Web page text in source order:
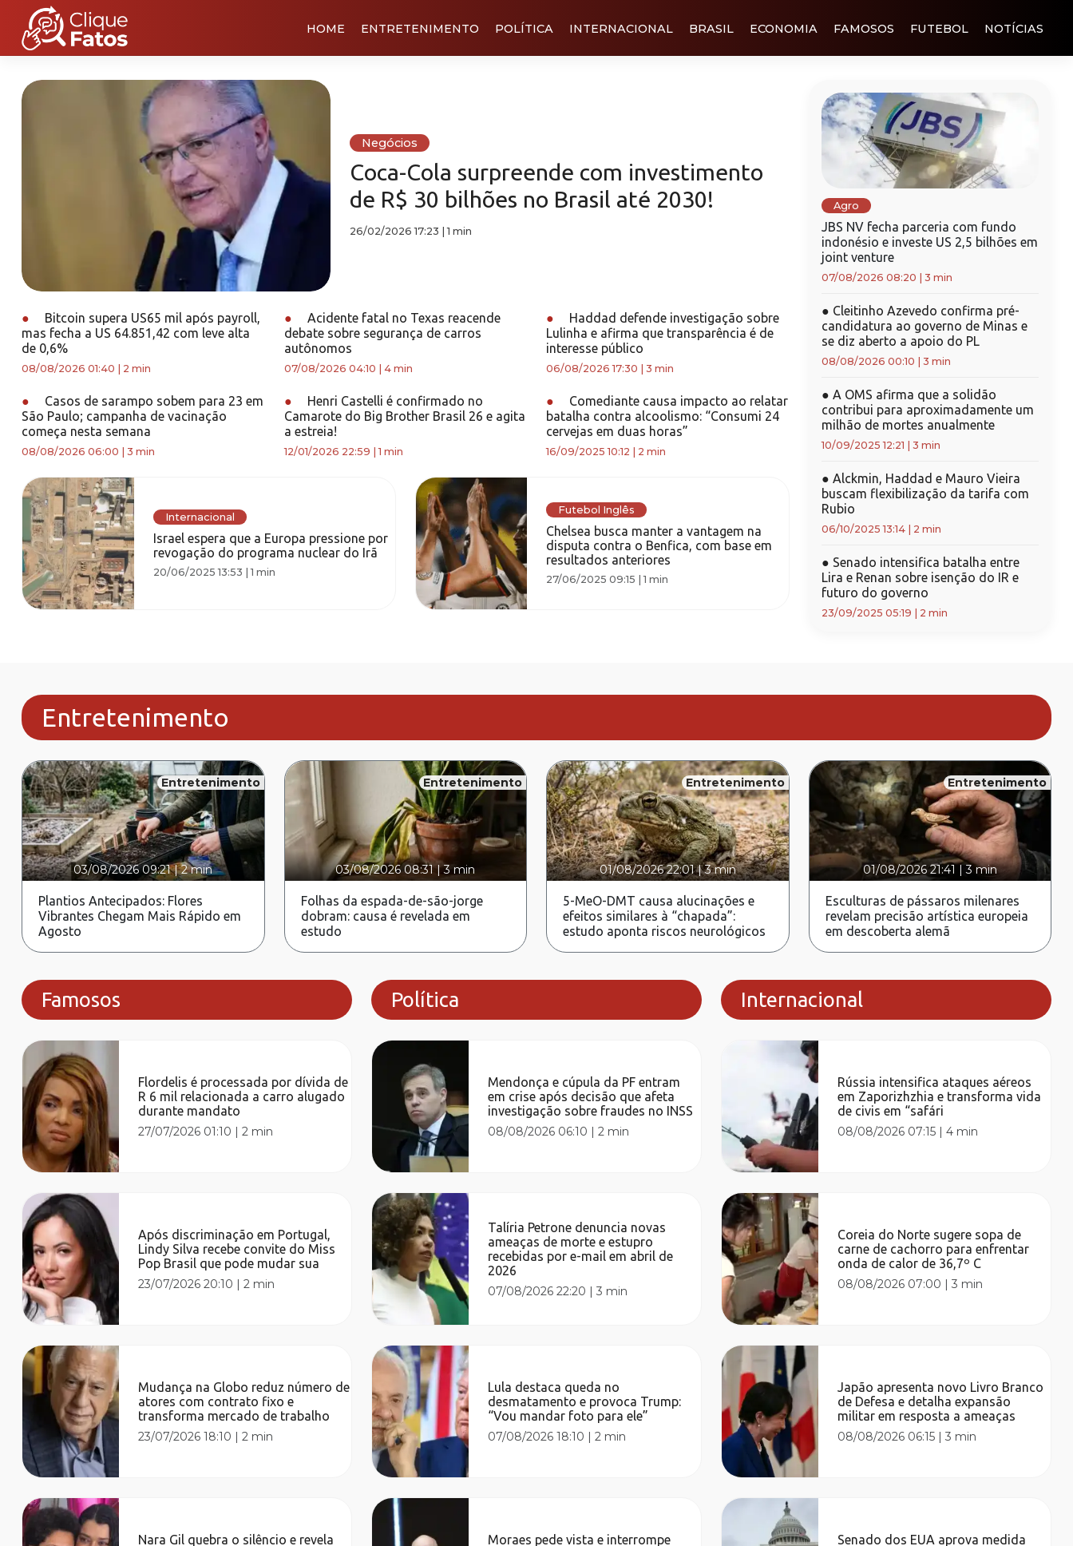
HOME ENTRETENIMENTO POLÍTICA INTERNACIONAL BRASIL ECONOMIA FAMOSOS FUTEBOL NOTÍCIAS
Negócios
Coca-Cola surpreende com investimento
de R$ 30 bilhões no Brasil até 2030!
26/02/2026 17:23 |1 min
●
Bitcoin supera US65 mil após payroll,
mas fecha a US 64.851,42 com leve alta
de 0,6%
08/08/2026 01:40 2 min
●
Acidente fatal no Texas reacende
debate sobre segurança de carros
autônomos
07/08/2026 04:10 4 min
●
Haddad defende investigação sobre
Lulinha e afirma que transparência é de
interesse público
06/08/2026 17:30 3 min
●
Casos de sarampo sobem para 23 em
São Paulo; campanha de vacinação
começa nesta semana
08/08/2026 06:00 3 min
●
Henri Castelli é confirmado no
Camarote do Big Brother Brasil 26 e agita
a estreia!
12/01/2026 22:59 |1 min
●
Comediante causa impacto ao relatar
batalha contra alcoolismo: “Consumi 24
cervejas em duas horas”
16/09/2025 10:12 2 min
Internacional
Israel espera que a Europa pressione por
revogação do programa nuclear do Irã
20/06/2025 13:53 |1 min
Futebol Inglês
Chelsea busca manter a vantagem na
disputa contra o Benfica, com base em
resultados anteriores
27/06/2025 09:15 |1 min
Agro
JBS NV fecha parceria com fundo
indonésio e investe US 2,5 bilhões em
joint venture
07/08/2026 08:20 3 min
● Cleitinho Azevedo confirma pré-
candidatura ao governo de Minas e
se diz aberto a apoio do PL
08/08/2026 00:10 3 min
● A OMS afirma que a solidão
contribui para aproximadamente um
milhão de mortes anualmente
10/09/2025 12:21 3 min
● Alckmin, Haddad e Mauro Vieira
buscam flexibilização da tarifa com
Rubio
06/10/2025 13:14| 2 min
● Senado intensifica batalha entre
Lira e Renan sobre isenção do IR e
futuro do governo
23/09/2025 05:19 2 min
Entretenimento
Entretenimento
03/08/2026 09:21|2 min
Plantios Antecipados: Flores
Vibrantes Chegam Mais Rápido em
Agosto
Entretenimento
03/08/2026 08:31|3 min
Folhas da espada-de-são-jorge
dobram: causa é revelada em
estudo
Entretenimento
01/08/2026 22:01|3 min
5-MeO-DMT causa alucinações e
efeitos similares à “chapada”:
estudo aponta riscos neurológicos
Entretenimento
01/08/2026 21:41 |3 min
Esculturas de pássaros milenares
revelam precisão artística europeia
em descoberta alemã
Famosos
Flordelis é processada por dívida de
R 6 mil relacionada a carro alugado
durante mandato
27/07/2026 01:10 |2 min
Após discriminação em Portugal,
Lindy Silva recebe convite do Miss
Pop Brasil que pode mudar sua
23/07/2026 20:10 |2 min
Mudança na Globo reduz número de
atores com contrato fixo e
transforma mercado de trabalho
23/07/2026 18:10 |2 min
Nara Gil quebra o silêncio e revela
Política
Mendonça e cúpula da PF entram
em crise após decisão que afeta
investigação sobre fraudes no INSS
08/08/2026 06:10 |2 min
Talíria Petrone denuncia novas
ameaças de morte e estupro
recebidas por e-mail em abril de
2026
07/08/2026 22:20 |3 min
Lula destaca queda no
desmatamento e provoca Trump:
“Vou mandar foto para ele”
07/08/2026 18:10 |2 min
Moraes pede vista e interrompe
Internacional
Rússia intensifica ataques aéreos
em Zaporizhzhia e transforma vida
de civis em “safári
08/08/2026 07:15 |4 min
Coreia do Norte sugere sopa de
carne de cachorro para enfrentar
onda de calor de 36,7º C
08/08/2026 07:00 |3 min
Japão apresenta novo Livro Branco
de Defesa e detalha expansão
militar em resposta a ameaças
08/08/2026 06:15 |3 min
Senado dos EUA aprova medida